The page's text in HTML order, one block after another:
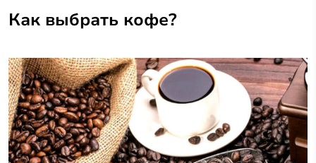
Как выбрать кофе?